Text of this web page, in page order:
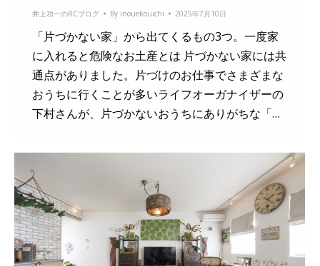
井上功一のRCブログ By inouekouichi 2025年7月10日
「片づかない家」から出てくるもの3つ。一度家
に入れると危険なお土産とは 片づかない家には共
通点がありました。片づけのお仕事でさまざまな
おうちに行くことが多いライフオーガナイザーの
下村さんが、片づかないおうちにありがちな「…